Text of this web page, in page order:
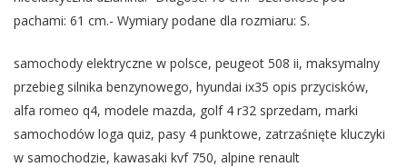
pachami: 61 cm.- Wymiary podane dla rozmiaru: S.
samochody elektryczne w polsce, peugeot 508 ii, maksymalny
przebieg silnika benzynowego, hyundai ix35 opis przycisków,
alfa romeo q4, modele mazda, golf 4 r32 sprzedam, marki
samochodów loga quiz, pasy 4 punktowe, zatrzaśnięte kluczyki
w samochodzie, kawasaki kvf 750, alpine renault